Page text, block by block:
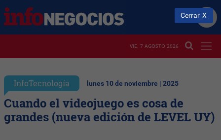
VIE. 7 AGOSTO 2026
InfoTecnología lunes 10 de noviembre | 2025
Cuando el videojuego es cosa de
grandes (nueva edición de LEVEL UY)
Cerrar